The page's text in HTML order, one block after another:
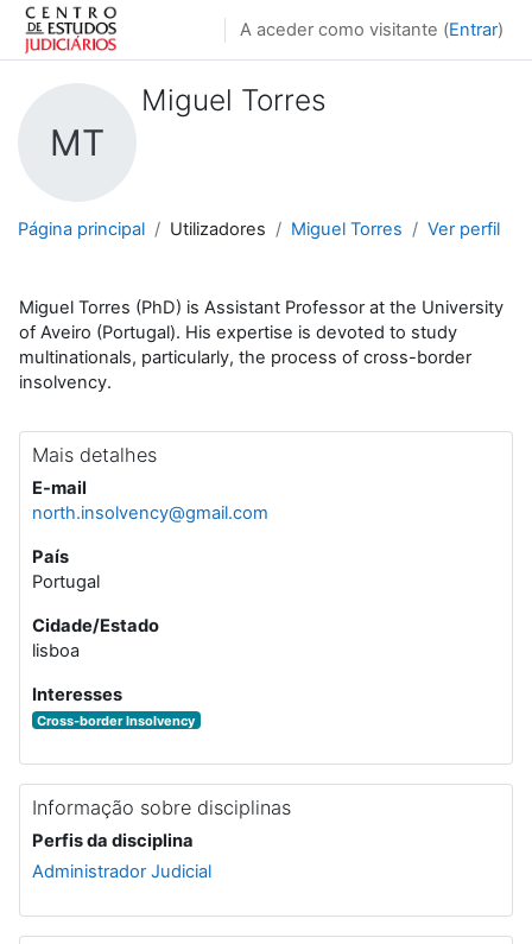
Ir para o conteúdo principal
A aceder como visitante (Entrar)
MT
Miguel Torres
Página principal Utilizadores Miguel Torres Ver perfil
Miguel Torres (PhD) is Assistant Professor at the University
of Aveiro (Portugal). His expertise is devoted to study
multinationals, particularly, the process of cross-border
insolvency.
Mais detalhes
E-mail
north.insolvency@gmail.com
País
Portugal
Cidade/Estado
lisboa
Interesses
Cross-border Insolvency
Informação sobre disciplinas
Perfis da disciplina
Administrador Judicial